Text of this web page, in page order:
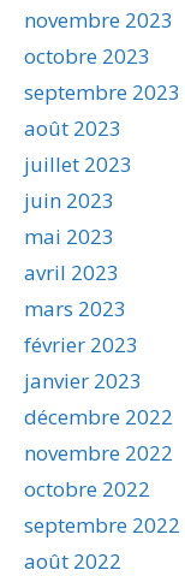
novembre 2023
octobre 2023
septembre 2023
août 2023
juillet 2023
juin 2023
mai 2023
avril 2023
mars 2023
février 2023
janvier 2023
décembre 2022
novembre 2022
octobre 2022
septembre 2022
août 2022